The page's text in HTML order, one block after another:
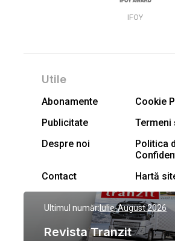
IFOY
Utile
Abonamente
Cookie
Publicitate
Termeni
Despre noi
Politica
Contact
Hartă
Ultimul număr:Iulie-August 2026
Revista Tranzit